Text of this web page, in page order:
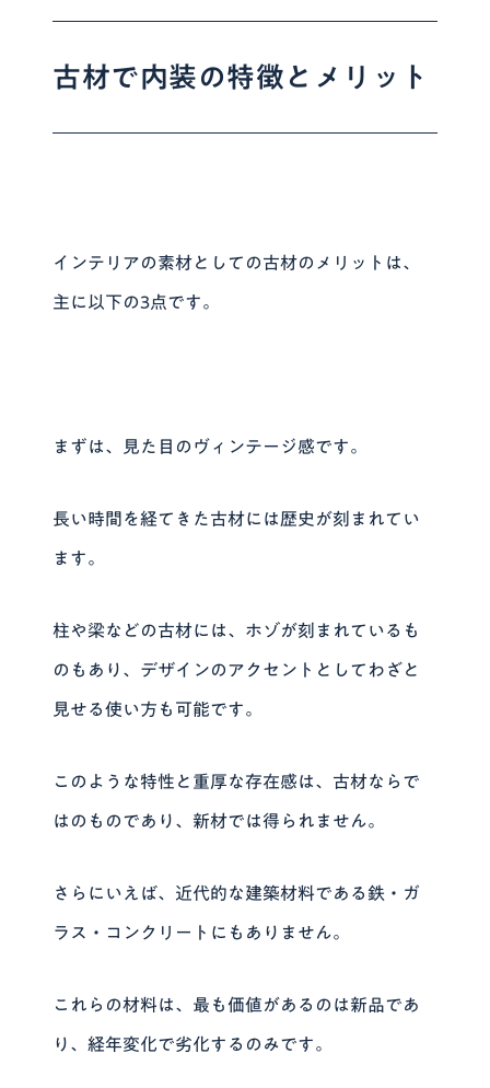
古材で内装の特徴とメリット
インテリアの素材としての古材のメリットは、
主に以下の3点です。
まずは、見た目のヴィンテージ感です。
長い時間を経てきた古材には歴史が刻まれてい
ます。
柱や梁などの古材には、ホゾが刻まれているも
のもあり、デザインのアクセントとしてわざと
見せる使い方も可能です。
このような特性と重厚な存在感は、古材ならで
はのものであり、新材では得られません。
さらにいえば、近代的な建築材料である鉄・ガ
ラス・コンクリートにもありません。
これらの材料は、最も価値があるのは新品であ
り、経年変化で劣化するのみです。